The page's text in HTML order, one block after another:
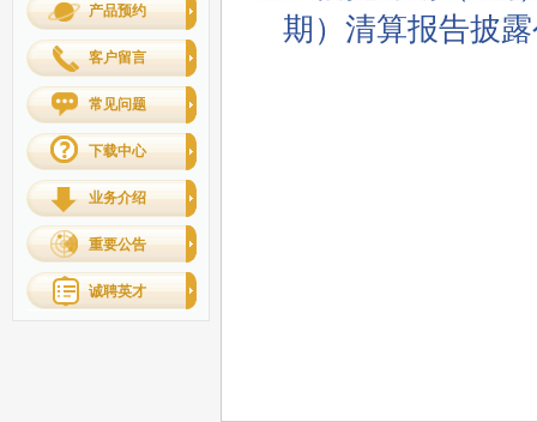
产品预约
客户留言
常见问题
下载中心
业务介绍
重要公告
诚聘英才
期）清算报告披